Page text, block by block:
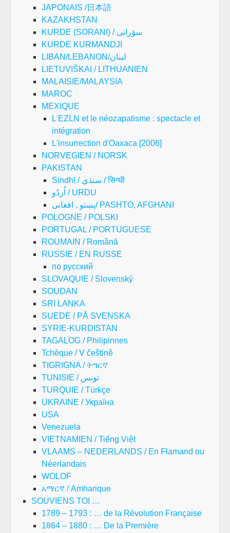
JAPONAIS /日本語
KAZAKHSTAN
KURDE (SORANI) / سۆرانی
KURDE KURMANDJI
LIBAN/LEBANON/لبنان
LIETUVIŠKAI / LITHUANIEN
MALAISIE/MALAYSIA
MAROC
MEXIQUE
L'EZLN et le néozapatisme : spectacle et
intégration
L'insurrection d'Oaxaca [2006]
NORVEGIEN / NORSK
PAKISTAN
Sindhī / سنڌي / सिन्धी
اُردُو / URDU
پښتو , افغانی/ PASHTO, AFGHANI
POLOGNE / POLSKI
PORTUGAL / PORTUGUESE
ROUMAIN / Română
RUSSIE / EN RUSSE
по русский
SLOVAQUIE / Slovenský
SOUDAN
SRI LANKA
SUEDE / PÅ SVENSKA
SYRIE-KURDISTAN
TAGALOG / Philipinnes
Tchèque / V češtině
TIGRIGNA / ትግርኛ
TUNISIE / تونس
TURQUIE / Türkçe
UKRAINE / Україна
USA
Venezuela
VIETNAMIEN / Tiếng Việt
VLAAMS – NEDERLANDS / En Flamand ou
Néerlandais
WOLOF
አማርኛ / Amharique
SOUVIENS TOI …
1789 – 1793 : … de la Révolution Française
1864 – 1880 : … De la Première